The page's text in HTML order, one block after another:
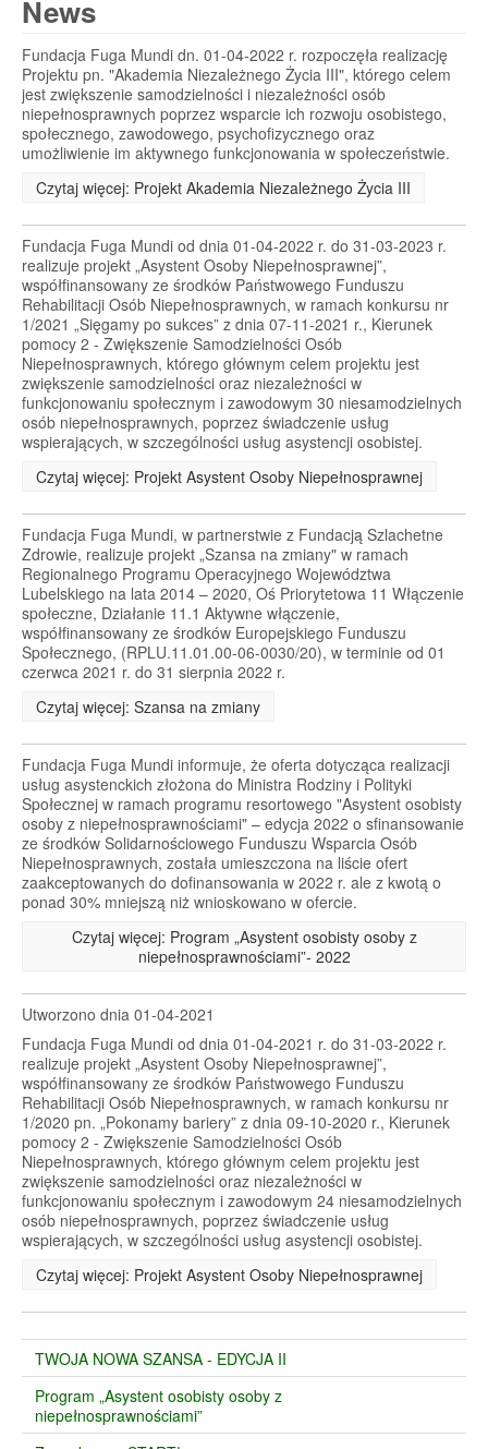
News
Fundacja Fuga Mundi dn. 01-04-2022 r. rozpoczęła realizację
Projektu pn. "Akademia Niezależnego Życia III", którego celem
jest zwiększenie samodzielności i niezależności osób
niepełnosprawnych poprzez wsparcie ich rozwoju osobistego,
społecznego, zawodowego, psychofizycznego oraz
umożliwienie im aktywnego funkcjonowania w społeczeństwie.
Czytaj więcej: Projekt Akademia Niezależnego Życia III
Fundacja Fuga Mundi od dnia 01-04-2022 r. do 31-03-2023 r.
realizuje projekt „Asystent Osoby Niepełnosprawnej”,
współfinansowany ze środków Państwowego Funduszu
Rehabilitacji Osób Niepełnosprawnych, w ramach konkursu nr
1/2021 „Sięgamy po sukces” z dnia 07-11-2021 r., Kierunek
pomocy 2 - Zwiększenie Samodzielności Osób
Niepełnosprawnych, którego głównym celem projektu jest
zwiększenie samodzielności oraz niezależności w
funkcjonowaniu społecznym i zawodowym 30 niesamodzielnych
osób niepełnosprawnych, poprzez świadczenie usług
wspierających, w szczególności usług asystencji osobistej.
Czytaj więcej: Projekt Asystent Osoby Niepełnosprawnej
Fundacja Fuga Mundi, w partnerstwie z Fundacją Szlachetne
Zdrowie, realizuje projekt „Szansa na zmiany" w ramach
Regionalnego Programu Operacyjnego Województwa
Lubelskiego na lata 2014 – 2020, Oś Priorytetowa 11 Włączenie
społeczne, Działanie 11.1 Aktywne włączenie,
współfinansowany ze środków Europejskiego Funduszu
Społecznego, (RPLU.11.01.00-06-0030/20), w terminie od 01
czerwca 2021 r. do 31 sierpnia 2022 r.
Czytaj więcej: Szansa na zmiany
Fundacja Fuga Mundi informuje, że oferta dotycząca realizacji
usług asystenckich złożona do Ministra Rodziny i Polityki
Społecznej w ramach programu resortowego "Asystent osobisty
osoby z niepełnosprawnościami" – edycja 2022 o sfinansowanie
ze środków Solidarnościowego Funduszu Wsparcia Osób
Niepełnosprawnych, została umieszczona na liście ofert
zaakceptowanych do dofinansowania w 2022 r. ale z kwotą o
ponad 30% mniejszą niż wnioskowano w ofercie.
Czytaj więcej: Program „Asystent osobisty osoby z
niepełnosprawnościami”- 2022
Utworzono dnia 01-04-2021
Fundacja Fuga Mundi od dnia 01-04-2021 r. do 31-03-2022 r.
realizuje projekt „Asystent Osoby Niepełnosprawnej”,
współfinansowany ze środków Państwowego Funduszu
Rehabilitacji Osób Niepełnosprawnych, w ramach konkursu nr
1/2020 pn. „Pokonamy bariery” z dnia 09-10-2020 r., Kierunek
pomocy 2 - Zwiększenie Samodzielności Osób
Niepełnosprawnych, którego głównym celem projektu jest
zwiększenie samodzielności oraz niezależności w
funkcjonowaniu społecznym i zawodowym 24 niesamodzielnych
osób niepełnosprawnych, poprzez świadczenie usług
wspierających, w szczególności usług asystencji osobistej.
Czytaj więcej: Projekt Asystent Osoby Niepełnosprawnej
TWOJA NOWA SZANSA - EDYCJA II
Program „Asystent osobisty osoby z
niepełnosprawnościami”